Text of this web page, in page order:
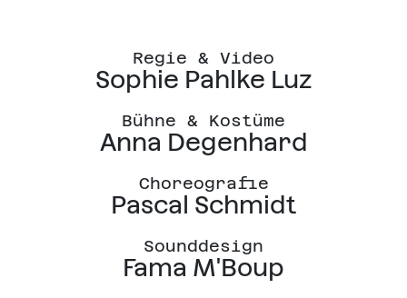
Regie & Video
Sophie Pahlke Luz
Bühne & Kostüme
Anna Degenhard
Choreografie
Pascal Schmidt
Sounddesign
Fama M'Boup